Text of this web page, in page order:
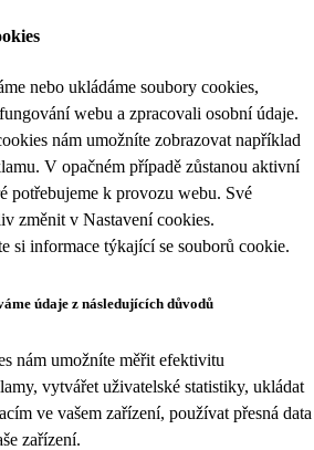
nebo ukládáme soubory cookies,
webu a zpracovali osobní údaje.
nám umožníte zobrazovat například
V opačném případě zůstanou aktivní
potřebujeme k provozu webu. Své
změnit v Nastavení cookies.
si informace týkající se souborů cookie.
údaje z následujících důvodů
nám umožníte měřit efektivitu
vytvářet uživatelské statistiky, ukládat
ve vašem zařízení, používat přesná data
zařízení.